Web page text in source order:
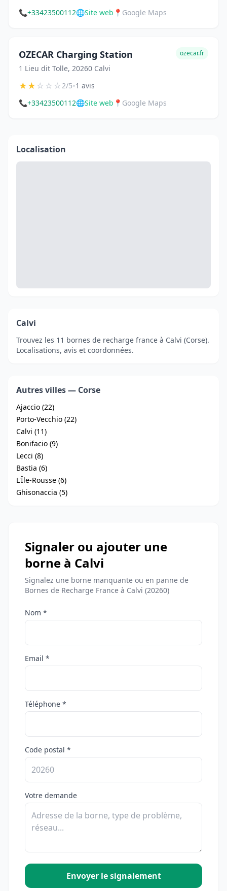
📞+33423500112🌐Site web 📍 Google Maps
OZECAR Charging Station
1 Lieu dit Tolle, 20260 Calvi
ozecar.fr
★★☆☆☆2/5•1 avis
📞+33423500112🌐Site web 📍 Google Maps
Localisation
Calvi
Trouvez les 11 bornes de recharge france à Calvi (Corse).
Localisations, avis et coordonnées.
Autres villes — Corse
Ajaccio (22)
Porto-Vecchio (22)
Calvi (11)
Bonifacio (9)
Lecci (8)
Bastia (6)
L'Île-Rousse (6)
Ghisonaccia (5)
Signaler ou ajouter une
borne à Calvi
Signalez une borne manquante ou en panne de
Bornes de Recharge France à Calvi (20260)
Nom *
Email *
Téléphone *
Code postal *
Votre demande
Envoyer le signalement